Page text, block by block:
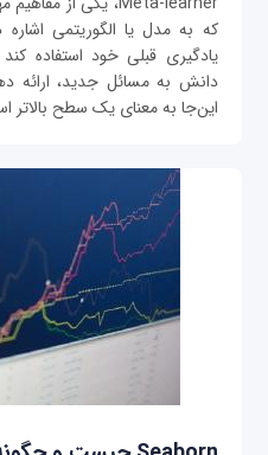
که به مدل یا الگوریتمی
یادگیری قبلی خود استفاده
دانش به مسائل جدید، ارائه
این‌جا به معنای یک سطح بالاتر